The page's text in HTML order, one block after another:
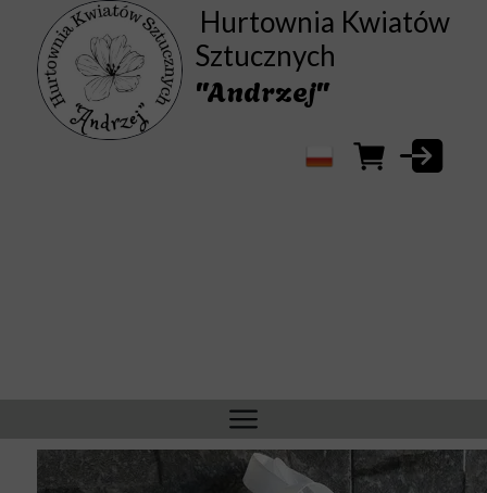
Hurtownia Kwiatów
Sztucznych
"Andrzej"